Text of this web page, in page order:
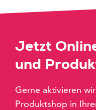
Jetzt
und
Gerne aktivieren
Produktshop in